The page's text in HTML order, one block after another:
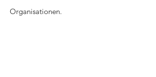
Organisationen.